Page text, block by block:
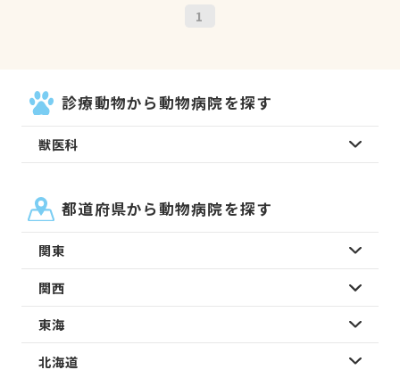
1
診療動物から動物病院を探す
獣医科
都道府県から動物病院を探す
関東
関西
東海
北海道